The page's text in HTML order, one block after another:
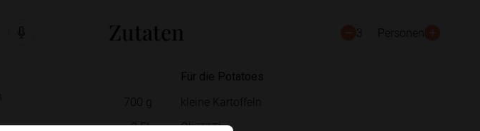
Zutaten 3 Personen
Für die Potatoes
700 g
kleine Kartoffeln
2EL
Olivenöl